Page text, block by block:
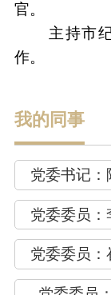
官。
主持市
作。
我的同事
党委书记：
党委委员：
党委委员：